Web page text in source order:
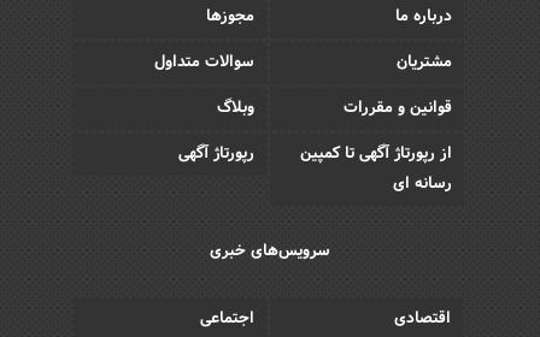
درباره ما
مجوزها
مشتریان
سوالات متداول
قوانین و مقررات
وبلاگ
از رپورتاژ آگهی تا کمپین
رسانه ای
رپورتاژ آگهی
سرویس‌های خبری
اقتصادی اجتماعی